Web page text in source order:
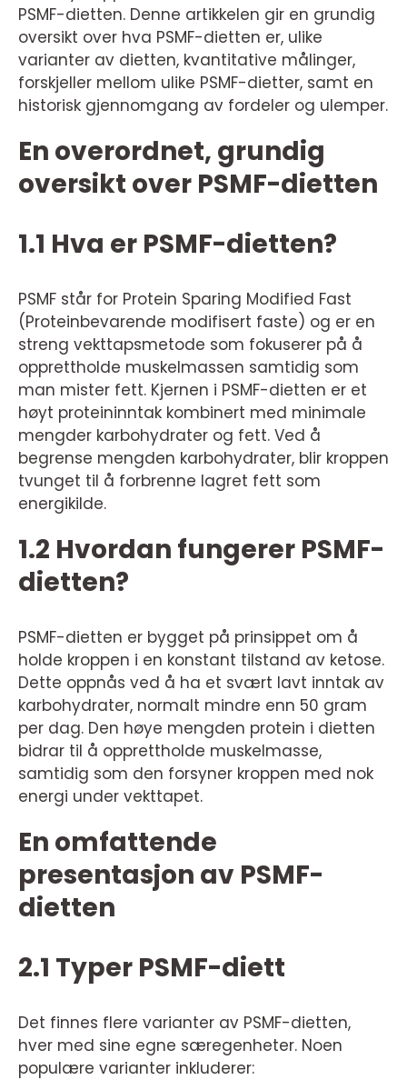
PSMF-dietten. Denne artikkelen gir en grundig
oversikt over hva PSMF-dietten er, ulike
varianter av dietten, kvantitative målinger,
forskjeller mellom ulike PSMF-dietter, samt en
historisk gjennomgang av fordeler og ulemper.
En overordnet, grundig
oversikt over PSMF-dietten
1.1 Hva er PSMF-dietten?
PSMF står for Protein Sparing Modified Fast
(Proteinbevarende modifisert faste) og er en
streng vekttapsmetode som fokuserer på å
opprettholde muskelmassen samtidig som
man mister fett. Kjernen i PSMF-dietten er et
høyt proteininntak kombinert med minimale
mengder karbohydrater og fett. Ved å
begrense mengden karbohydrater, blir kroppen
tvunget til å forbrenne lagret fett som
energikilde.
1.2 Hvordan fungerer PSMF-
dietten?
PSMF-dietten er bygget på prinsippet om å
holde kroppen i en konstant tilstand av ketose.
Dette oppnås ved å ha et svært lavt inntak av
karbohydrater, normalt mindre enn 50 gram
per dag. Den høye mengden protein i dietten
bidrar til å opprettholde muskelmasse,
samtidig som den forsyner kroppen med nok
energi under vekttapet.
En omfattende
presentasjon av PSMF-
dietten
2.1 Typer PSMF-diett
Det finnes flere varianter av PSMF-dietten,
hver med sine egne særegenheter. Noen
populære varianter inkluderer: